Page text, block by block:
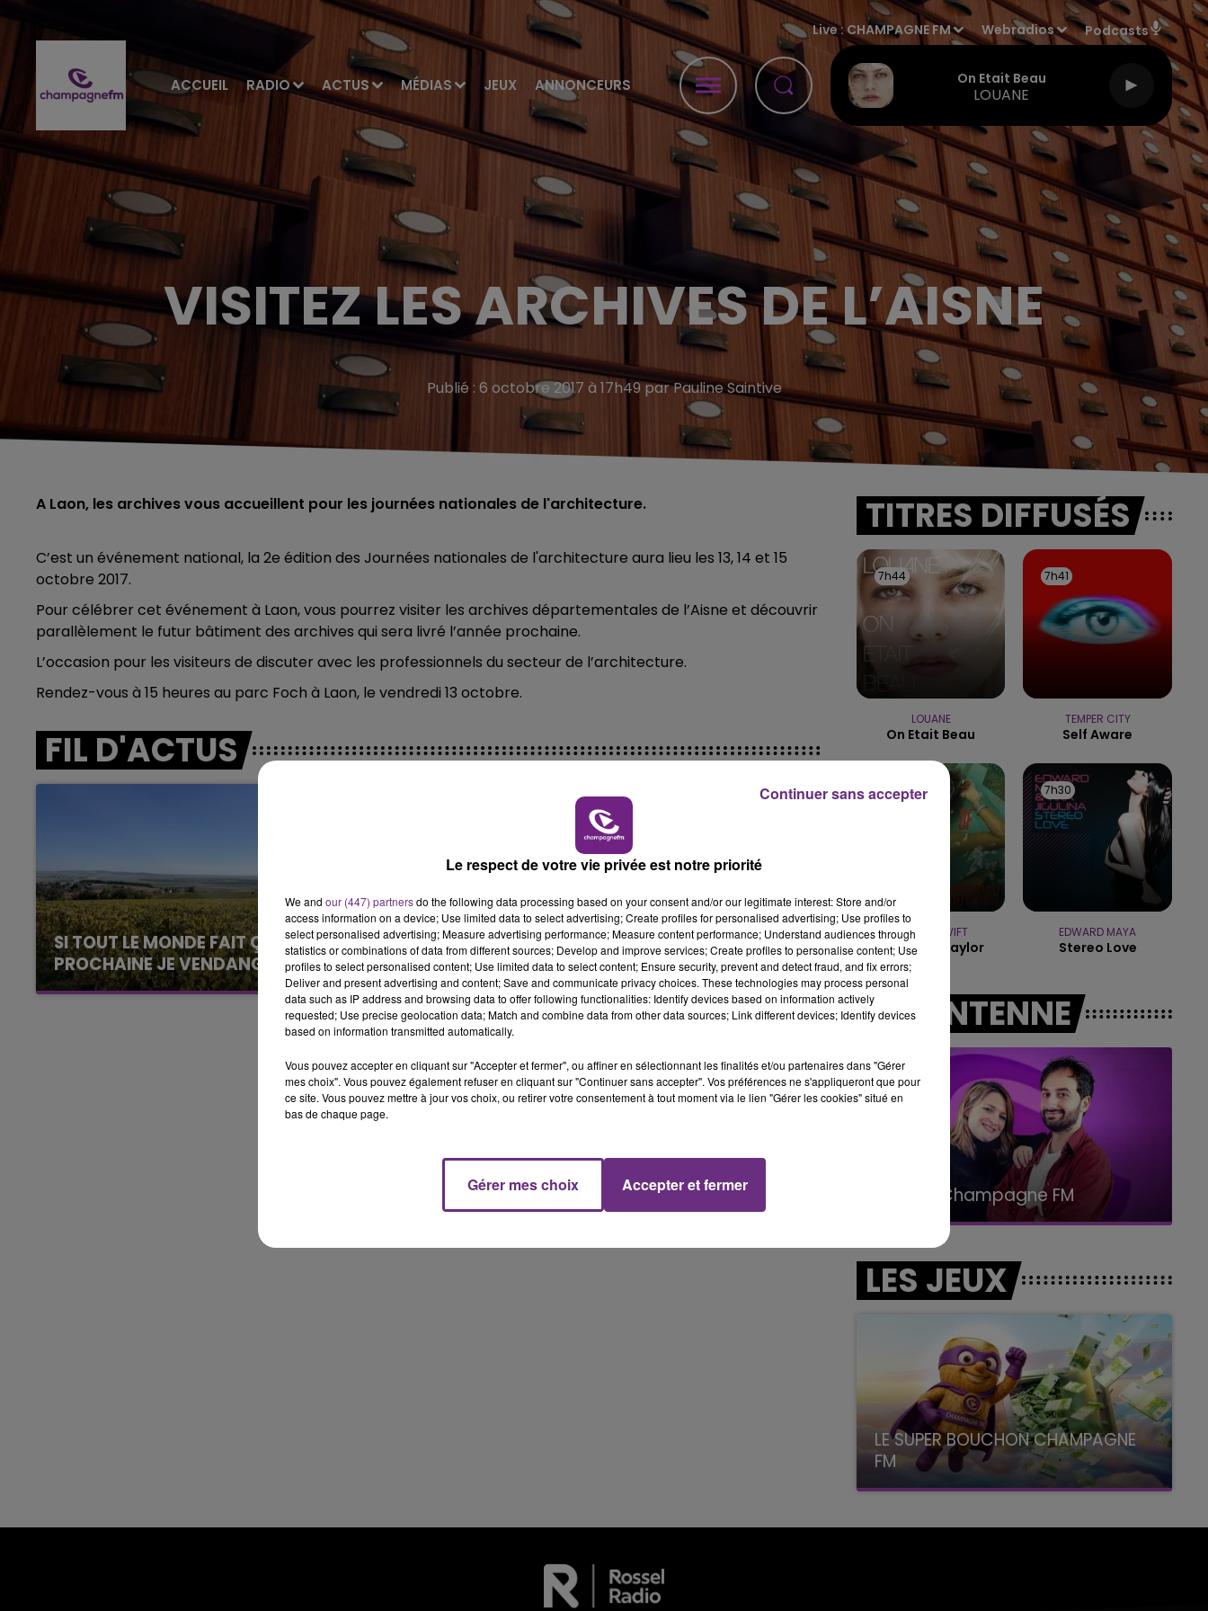
ACCUEIL RADIO ACTUS MÉDIAS JEUX ANNONCEURS
Live :CHAMPAGNE FM Webradios Podcasts
On Etait Beau
LOUANE
10h00 - 14h00
LE TICKET DE CAISSE
14h00 - 15h00
LA RADIO POP
VISITEZ LES ARCHIVES DE L’AISNE
Publié : 6 octobre 2017 à 17h49 par Pauline Saintive
A Laon, les archives vous accueillent pour les journées nationales de l'architecture.
C’est un événement national, la 2e édition des Journées nationales de l'architecture aura lieu les 13, 14 et 15
octobre 2017.
Pour célébrer cet événement à Laon, vous pourrez visiter les archives départementales de l’Aisne et découvrir
parallèlement le futur bâtiment des archives qui sera livré l’année prochaine.
L’occasion pour les visiteurs de discuter avec les professionnels du secteur de l’architecture.
Rendez-vous à 15 heures au parc Foch à Laon, le vendredi 13 octobre.
FIL D'ACTUS
SI TOUT LE MONDE FAIT ÇA, MOI L'ANNÉE
PROCHAINE JE VENDANGE EN...
La vendange en Champagne a débuté ce jeudi
6 août dans la commune de Montgueux (Aube).
L'INSPECTION DU TRAVAIL RAPPELLE À
L'ORDRE SUR LES CONDITIONS DE...
Alors que les dates de début des vendange
2026 s'est avéré être plus précoce que prévu,
l'inspection du Travail en profite pour rappeler
TITRES DIFFUSÉS
7h44
7h44
LOUANE
On Etait Beau
7h41
7h41
TEMPER CITY
Self Aware
7h33
7h33
TAYLOR SWIFT
Elizabeth Taylor
7h30
7h30
EDWARD MAYA
Stereo Love
A L'ANTENNE
14h00 - 15h00
La Radio Pop Le Club Champagne FM
LES JEUX
LE SUPER BOUCHON CHAMPAGNE
FM
avec La Famille Champagne FM, à 8H10
Le respect de votre vie privée est notre priorité
We and our (447) partnersdo the following data processing based on your consent and/or our legitimate interest: Store and/or
access information on a device; Use limited data to select advertising; Create profiles for personalised advertising; Use profiles to
select personalised advertising; Measure advertising performance; Measure content performance; Understand audiences through
statistics or combinations of data from different sources; Develop and improve services; Create profiles to personalise content; Use
profiles to select personalised content; Use limited data to select content; Ensure security, prevent and detect fraud, and fix errors;
Deliver and present advertising and content; Save and communicate privacy choices. These technologies may process personal
data such as IP address and browsing data to offer following functionalities: Identify devices based on information actively
requested; Use precise geolocation data; Match and combine data from other data sources; Link different devices; Identify devices
based on information transmitted automatically.
Vous pouvez accepter en cliquant sur "Accepter et fermer", ou affiner en sélectionnant les finalités et/ou partenaires dans "Gérer
mes choix". Vous pouvez également refuser en cliquant sur "Continuer sans accepter". Vos préférences ne s'appliqueront que pour
ce site. Vous pouvez mettre à jour vos choix, ou retirer votre consentement à tout moment via le lien "Gérer les cookies" situé en
bas de chaque page.
Gérer mes choix Accepter et fermer
Continuer sans accepter